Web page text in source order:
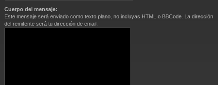
Cuerpo del mensaje:
Este mensaje será enviado como texto plano, no incluyas HTML o BBCode. La dirección
del remitente será tu dirección de email.